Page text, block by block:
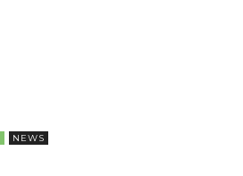
NEWS